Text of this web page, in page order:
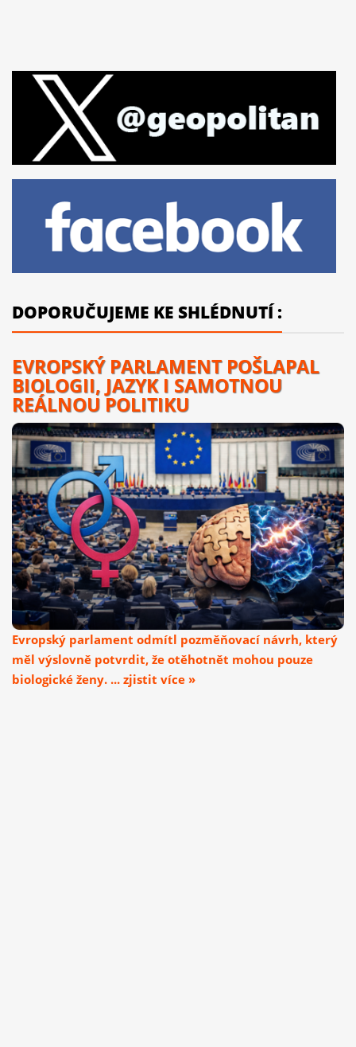
DOPORUČUJEME KE SHLÉDNUTÍ :
EVROPSKÝ PARLAMENT POŠLAPAL
BIOLOGII, JAZYK I SAMOTNOU
REÁLNOU POLITIKU
Evropský parlament odmítl pozměňovací návrh, který
měl výslovně potvrdit, že otěhotnět mohou pouze
biologické ženy. ... zjistit více »